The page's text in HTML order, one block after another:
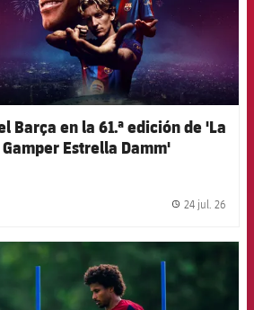
Barça en la 61.ª edición de 'La
Estrella Damm'
24 jul. 26
FCB Barcelona badge